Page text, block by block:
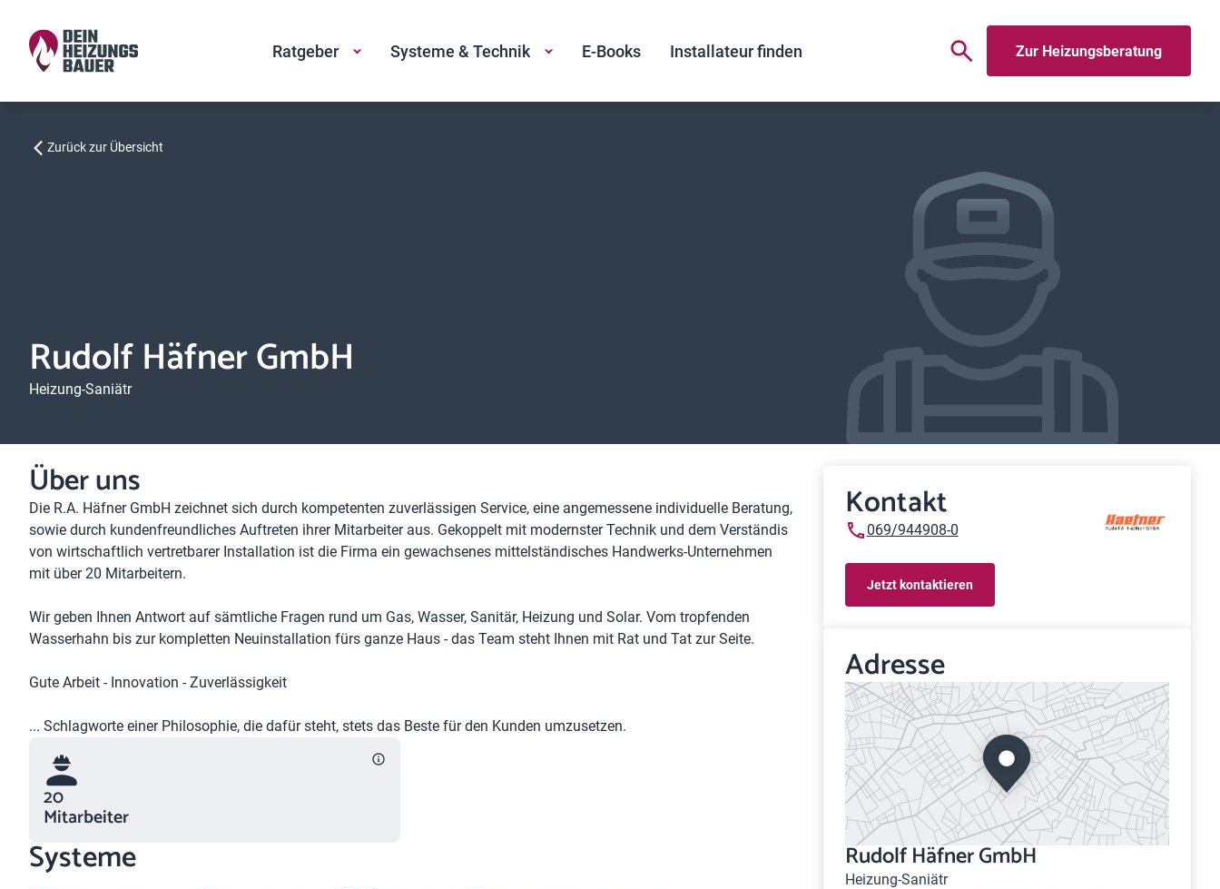
Ratgeber Systeme & Technik E-Books Installateur finden Zur Heizungsberatung
Zurück zur Übersicht
Rudolf Häfner GmbH
Heizung-Saniätr
Über uns
Die R.A. Häfner GmbH zeichnet sich durch kompetenten zuverlässigen Service, eine angemessene individuelle Beratung,
sowie durch kundenfreundliches Auftreten ihrer Mitarbeiter aus. Gekoppelt mit modernster Technik und dem Verständis
von wirtschaftlich vertretbarer Installation ist die Firma ein gewachsenes mittelständisches Handwerks-Unternehmen
mit über 20 Mitarbeitern.
Wir geben Ihnen Antwort auf sämtliche Fragen rund um Gas, Wasser, Sanitär, Heizung und Solar. Vom tropfenden
Wasserhahn bis zur kompletten Neuinstallation fürs ganze Haus - das Team steht Ihnen mit Rat und Tat zur Seite.
Gute Arbeit - Innovation - Zuverlässigkeit
... Schlagworte einer Philosophie, die dafür steht, stets das Beste für den Kunden umzusetzen.
20
Mitarbeiter
Systeme
Kontakt
069/944908-0
Jetzt kontaktieren
Adresse
Rudolf Häfner GmbH
Heizung-Saniätr